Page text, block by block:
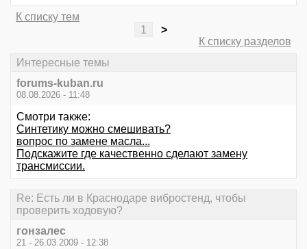
К списку тем
1
>
К списку разделов
Интересные темы
forums-kuban.ru
08.08.2026 - 11:48
Смотри также:
Синтетику можно смешивать?
вопрос по замене масла...
Подскажите где качественно сделают замену
трансмиссии.
Re: Есть ли в Краснодаре вибростенд, чтобы
проверить ходовую?
гонзалес
21 - 26.03.2009 - 12:38